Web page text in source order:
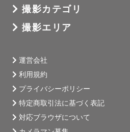
撮影カテゴリ
撮影エリア
運営会社
利用規約
プライバシーポリシー
特定商取引法に基づく表記
対応ブラウザについて